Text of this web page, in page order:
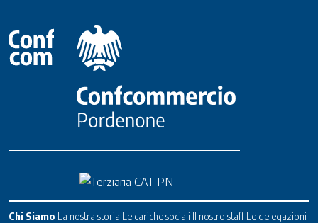
Chi Siamo La nostra storia Le cariche sociali Il nostro staff Le delegazioni